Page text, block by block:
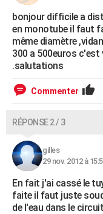
S'inscrire
Se connecter
Lycées
Collèges
Primaires
Universités
Entreprises
Service militaire
Avis de recherche
FORUM
Bricolage
Lifestyle
Culture
Sport
Auto
Television
Voyage
Cinema
bonjour difficile a
en monotube il faut
même diamètre
300 a 500euros
.salutations
Commenter
RÉPONSE 2 / 3
gilles
29 nov. 2012 à
En fait j'ai cassé le
faite il faut juste
de l'eau dans le